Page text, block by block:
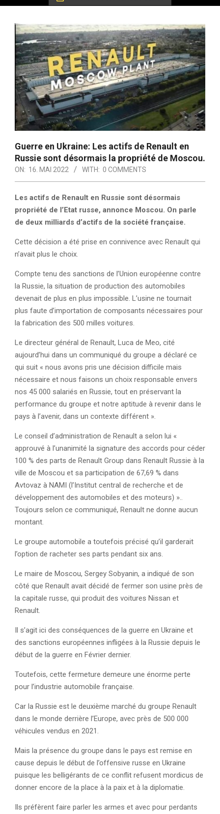
Guerre en Ukraine: Les actifs de Renault en
Russie sont désormais la propriété de Moscou.
ON: 16. MAI 2022 WITH: 0 COMMENTS
Les actifs de Renault en Russie sont désormais
propriété de l’Etat russe, annonce Moscou. On parle
de deux milliards d’actifs de la société française.
Cette décision a été prise en connivence avec Renault qui
n’avait plus le choix.
Compte tenu des sanctions de l’Union européenne contre
la Russie, la situation de production des automobiles
devenait de plus en plus impossible. L’usine ne tournait
plus faute d’importation de composants nécessaires pour
la fabrication des 500 milles voitures.
Le directeur général de Renault, Luca de Meo, cité
aujourd’hui dans un communiqué du groupe a déclaré ce
qui suit « nous avons pris une décision difficile mais
nécessaire et nous faisons un choix responsable envers
nos 45 000 salariés en Russie, tout en préservant la
performance du groupe et notre aptitude à revenir dans le
pays à l’avenir, dans un contexte différent ».
Le conseil d’administration de Renault a selon lui «
approuvé à l’unanimité la signature des accords pour céder
100 % des parts de Renault Group dans Renault Russie à la
ville de Moscou et sa participation de 67,69 % dans
Avtovaz à NAMI (l’Institut central de recherche et de
développement des automobiles et des moteurs) »..
Toujours selon ce communiqué, Renault ne donne aucun
montant.
Le groupe automobile a toutefois précisé qu’il garderait
l’option de racheter ses parts pendant six ans.
Le maire de Moscou, Sergey Sobyanin, a indiqué de son
côté que Renault avait décidé de fermer son usine près de
la capitale russe, qui produit des voitures Nissan et
Renault.
Il s’agit ici des conséquences de la guerre en Ukraine et
des sanctions européennes infligées à la Russie depuis le
début de la guerre en Février dernier.
Toutefois, cette fermeture demeure une énorme perte
pour l’industrie automobile française.
Car la Russie est le deuxième marché du groupe Renault
dans le monde derrière l’Europe, avec près de 500 000
véhicules vendus en 2021.
Mais la présence du groupe dans le pays est remise en
cause depuis le début de l’offensive russe en Ukraine
puisque les belligérants de ce conflit refusent mordicus de
donner encore de la place à la paix et à la diplomatie.
Ils préfèrent faire parler les armes et avec pour perdants